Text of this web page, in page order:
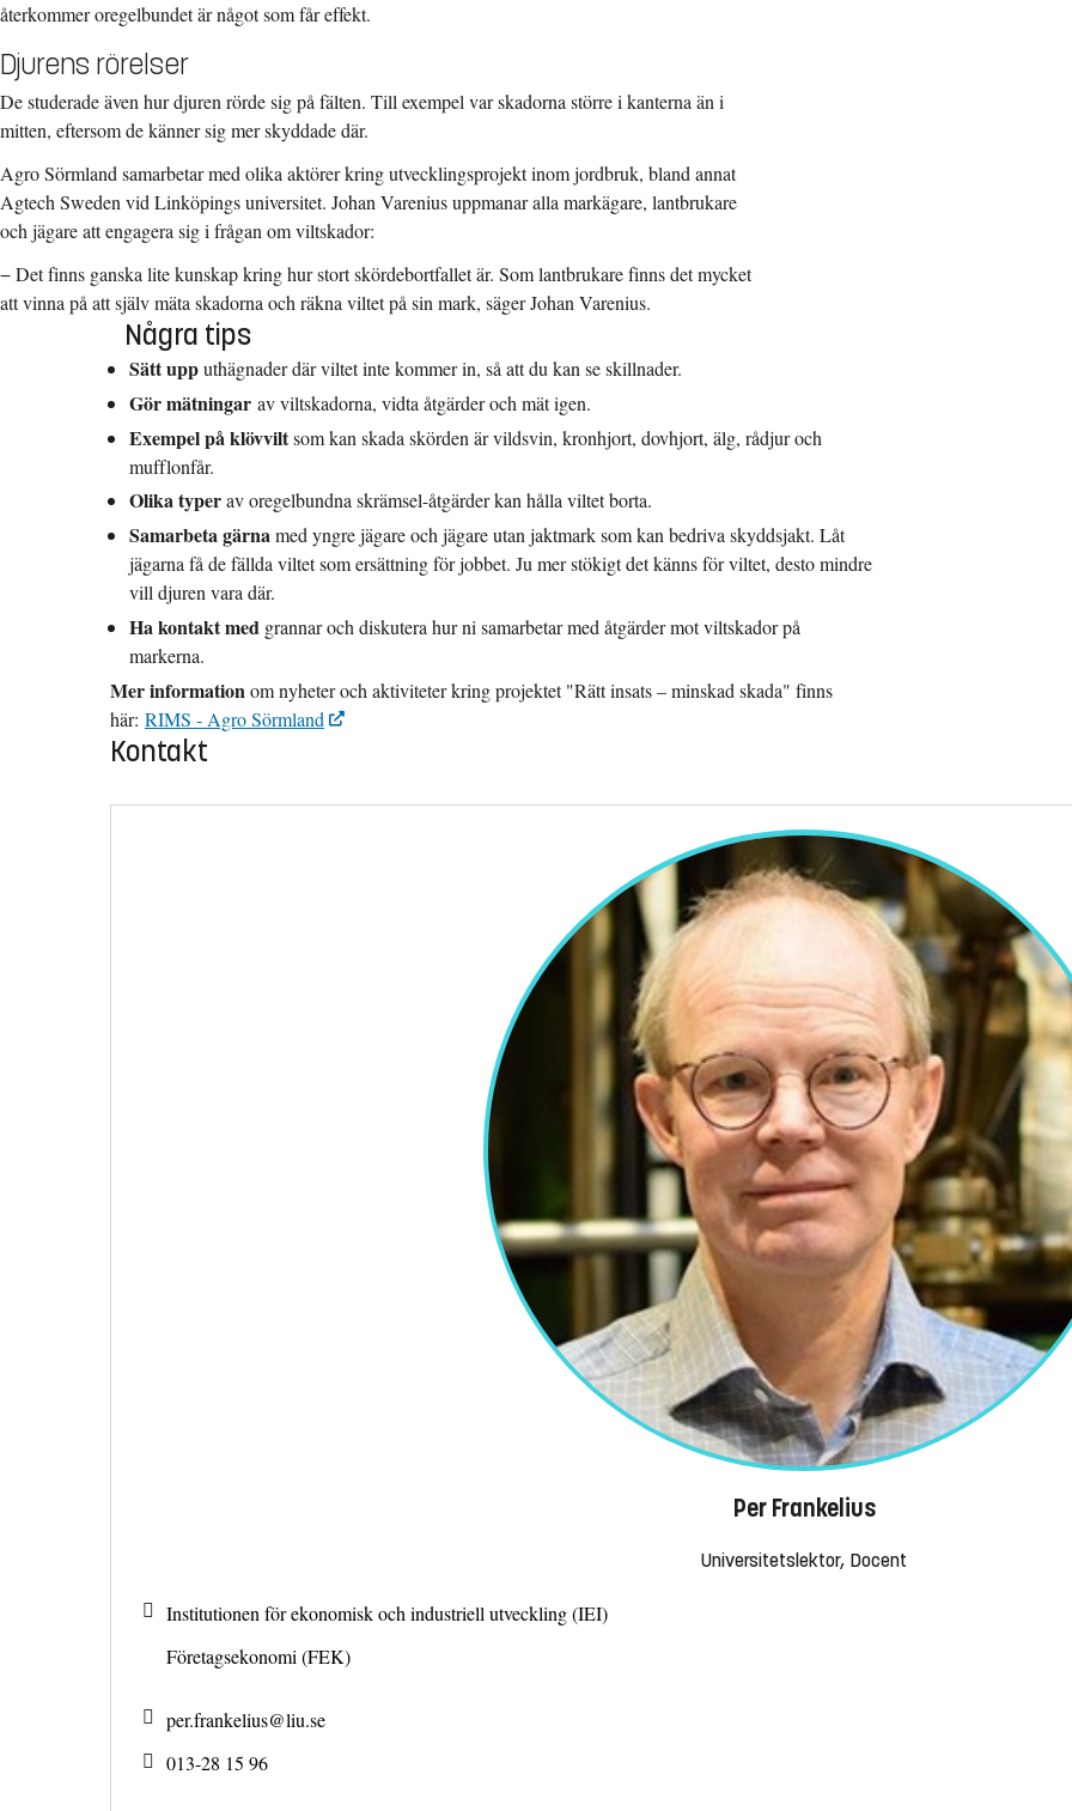
återkommer oregelbundet är något som får effekt.
Djurens rörelser
De studerade även hur djuren rörde sig på fälten. Till exempel var skadorna större i kanterna än i
mitten, eftersom de känner sig mer skyddade där.
Agro Sörmland samarbetar med olika aktörer kring utvecklingsprojekt inom jordbruk, bland annat
Agtech Sweden vid Linköpings universitet. Johan Varenius uppmanar alla markägare, lantbrukare
och jägare att engagera sig i frågan om viltskador:
− Det finns ganska lite kunskap kring hur stort skördebortfallet är. Som lantbrukare finns det mycket
att vinna på att själv mäta skadorna och räkna viltet på sin mark, säger Johan Varenius.
Några tips
Sätt upputhägnader där viltet inte kommer in, så att du kan se skillnader.
Gör mätningar av viltskadorna, vidta åtgärder och mät igen.
Exempel på klövviltsom kan skada skörden är vildsvin, kronhjort, dovhjort, älg, rådjur och
mufflonfår.
Olika typerav oregelbundna skrämsel-åtgärder kan hålla viltet borta.
Samarbeta gärnamed yngre jägare och jägare utan jaktmark som kan bedriva skyddsjakt. Låt
jägarna få de fällda viltet som ersättning för jobbet. Ju mer stökigt det känns för viltet, desto mindre
vill djuren vara där.
Ha kontakt med grannar och diskutera hur ni samarbetar med åtgärder mot viltskador på
markerna.
Mer informationom nyheter och aktiviteter kring projektet "Rätt insats – minskad skada" finns
här: RIMS - Agro Sörmland
Kontakt
Per Frankelius
Universitetslektor, Docent
Institutionen för ekonomisk och industriell utveckling (IEI)
Företagsekonomi (FEK)
per.frankelius@liu.se
013-28 15 96